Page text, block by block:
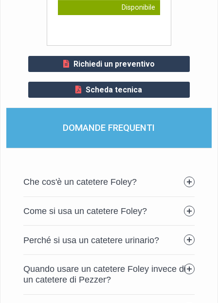
Disponibile
Richiedi un preventivo
Scheda tecnica
DOMANDE FREQUENTI
Che cos'è un catetere Foley?
Come si usa un catetere Foley?
Perché si usa un catetere urinario?
Quando usare un catetere Foley invece di
un catetere di Pezzer?